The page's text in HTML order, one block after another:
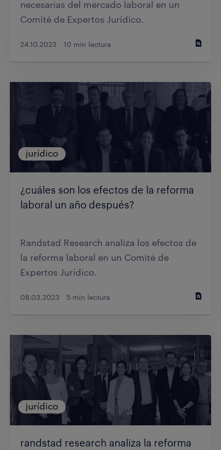
necesarias del mercado laboral en un
Comité de Expertos Jurídico.
24.10.2023 10 min lectura
jurídico
¿cuáles son los efectos de la reforma
laboral un año después?
Randstad Research analiza los efectos de
la reforma laboral en un Comité de
Expertos Jurídico.
08.03.2023 5 min lectura
jurídico
randstad research analiza la reforma